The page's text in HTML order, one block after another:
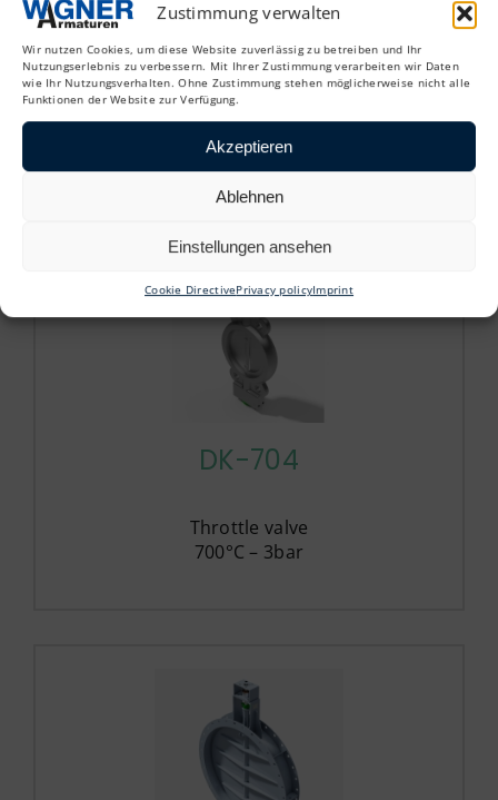
Zustimmung verwalten
Wir nutzen Cookies, um diese Website zuverlässig zu betreiben und Ihr
Nutzungserlebnis zu verbessern. Mit Ihrer Zustimmung verarbeiten wir Daten
wie Ihr Nutzungsverhalten. Ohne Zustimmung stehen möglicherweise nicht alle
Funktionen der Website zur Verfügung.
Akzeptieren
Ablehnen
Einstellungen ansehen
Cookie DirectivePrivacy policyImprint
DK-701
Throttle valve
200°C – 3bar
DK-704
Throttle valve
700°C – 3bar